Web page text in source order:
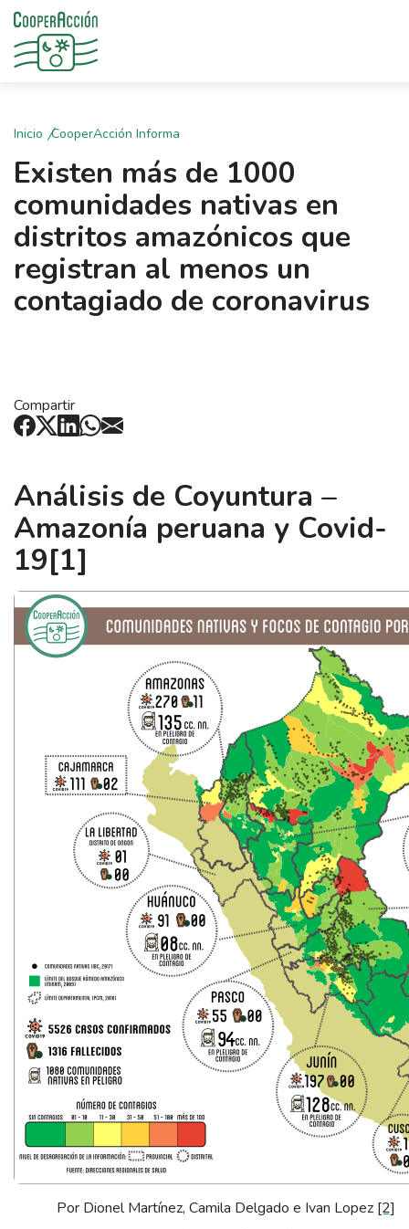
Inicio CooperAcción Informa
Existen más de 1000
comunidades nativas en
distritos amazónicos que
registran al menos un
contagiado de coronavirus
Compartir
Análisis de Coyuntura –
Amazonía peruana y Covid-
19[1]
Por Dionel Martínez, Camila Delgado e Ivan Lopez [2]